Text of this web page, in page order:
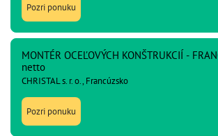
Pozri ponuku
MONTÉR OCEĽOVÝCH KONŠTRUKCIÍ -
netto
CHRISTAL s. r. o., Francúzsko
Pozri ponuku